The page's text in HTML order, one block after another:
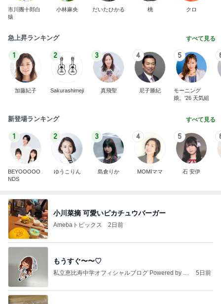
市川團十郎白
猿
小林麻央 だいたひかる 桃 クロ
急上昇ランキング すべて見る
1
加藤紀子
2
Sakurashimeji
3
真飛聖
4
尼子勝紀
5
モーニング
娘。'26 天気組
新登場ランキング すべて見る
1
BEYOOOOO
NDS
2
ゆうこりん
3
島倉りか
4
MOMIママ
5
石 安伊
小川菜摘 可愛いピカチュウバーガー
Amebaトピックス 2日前
もうすぐ〜〜♡
私立恵比寿中学オフィシャルブログ Powered by A
5日前